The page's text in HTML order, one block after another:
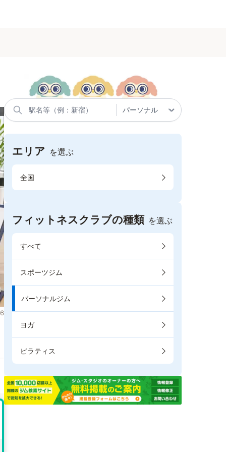
エリア を選ぶ
全国
フィットネスクラブの種類 を選ぶ
すべて
スポーツジム
パーソナルジム
ヨガ
ピラティス